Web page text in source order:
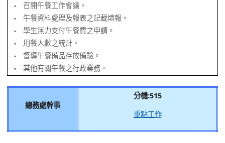
‧ 召開午餐工作會議。
‧ 午餐資料處理及報表之記載填報。
‧ 學生無力支付午餐費之申請。
‧ 用餐人數之統計。
‧ 督導午餐備品存放備驗。
‧ 其他有關午餐之行政業務。
總務處幹事
分機:515
重點工作